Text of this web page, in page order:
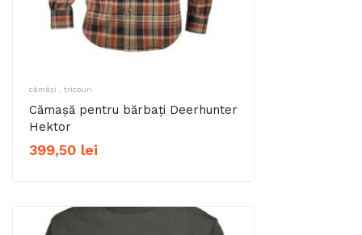
cămăși , tricouri
Cămașă pentru bărbați Deerhunter
Hektor
399,50 lei